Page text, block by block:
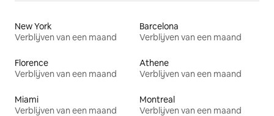
New York
Verblijven van een maand
Barcelona
Verblijven van een maand
Florence
Verblijven van een maand
Athene
Verblijven van een maand
Miami
Verblijven van een maand
Montreal
Verblijven van een maand